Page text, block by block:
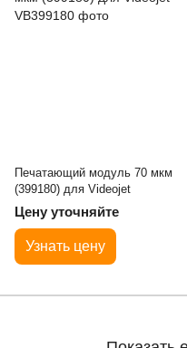
Печатающий модуль 70 мкм
(399180) для Videojet
Цену уточняйте
Узнать цену